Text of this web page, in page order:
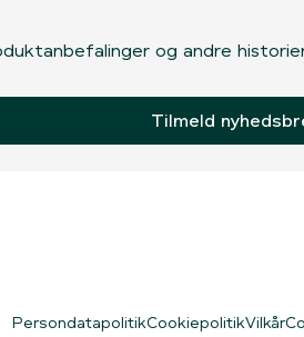
og andre
Tilmeld
PersondatapolitikCookiepolitikVilkår